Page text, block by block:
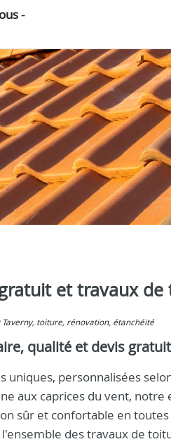
-
et travaux
toiture, rénovation, étanchéité
qualité et devis gratuit
personnalisées
aux caprices du vent,
sûr et confortable en
des travaux de